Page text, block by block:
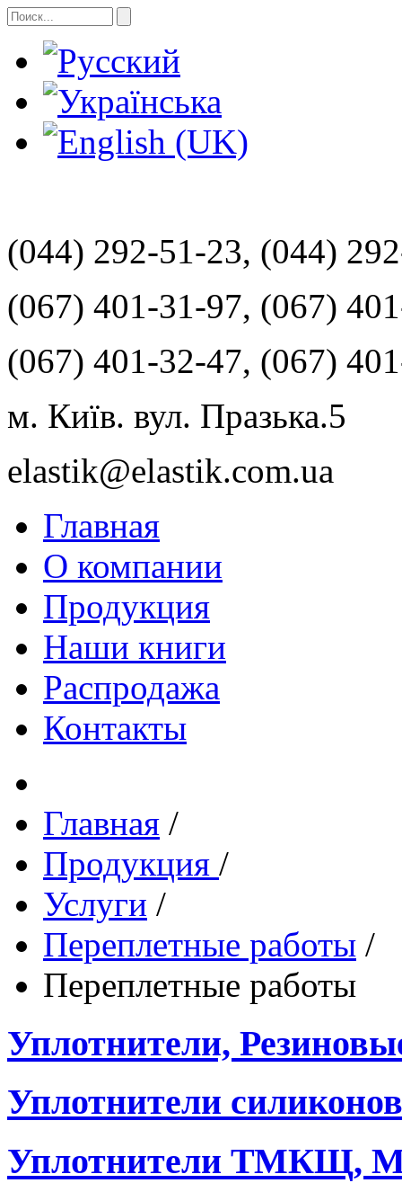
(044) 292-51-23, (044)
(067) 401-31-97, (067)
(067) 401-32-47, (067)
м. Київ. вул. Празька.5
elastik@elastik.com.ua
Главная
О компании
Продукция
Наши книги
Распродажа
Контакты
Главная /
Продукция /
Услуги /
Переплетные работы /
Переплетные работы
Уплотнители,
Уплотнители
Уплотнители ТМКЩ,